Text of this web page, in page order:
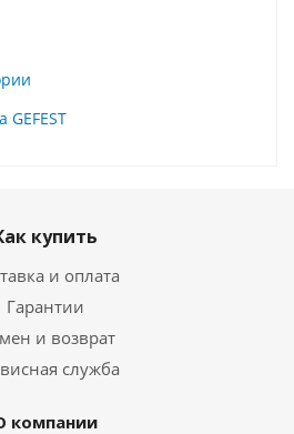
купить
и оплата
Гарантии
и возврат
служба
компании